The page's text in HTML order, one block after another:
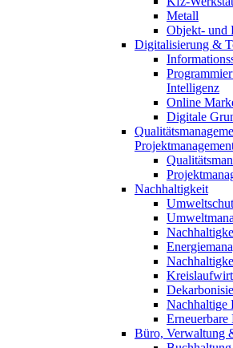
Metall
Objekt- und
Digitalisierung &
Intelligenz
Online
Digitale
Nachhaltigkeit
Nachhaltige
Erneuerbare
Büro, Verwaltung